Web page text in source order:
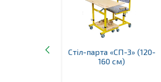
Стіл-парта «СП-3» (120-
160 см)